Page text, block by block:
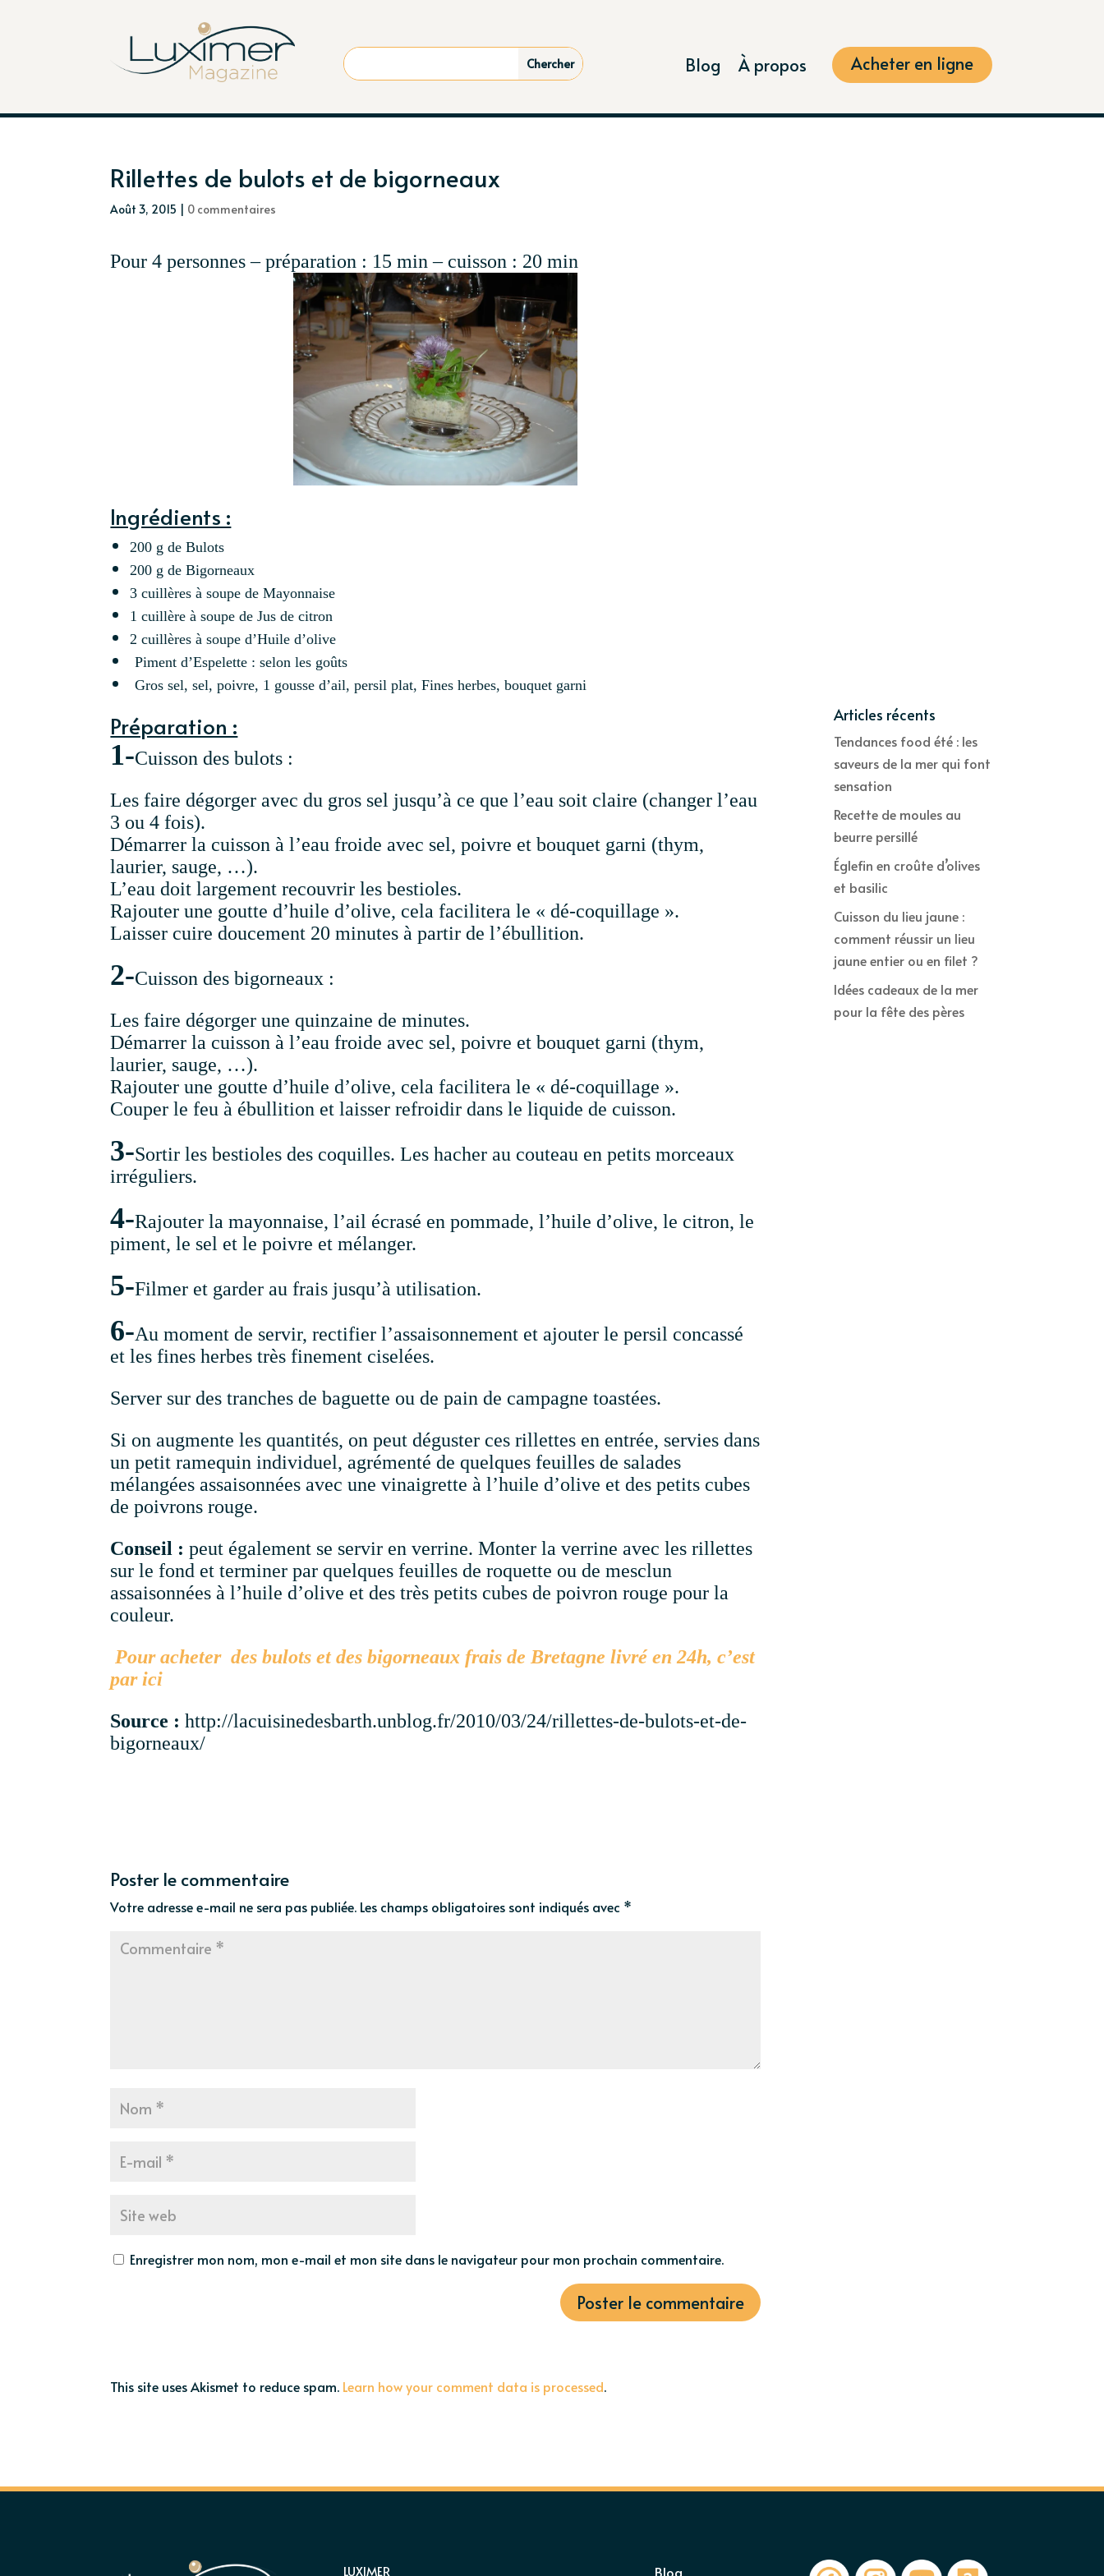
Blog À propos Acheter en ligne
Rillettes de bulots et de bigorneaux
Août 3, 2015 | 0 commentaires
Pour 4 personnes – préparation : 15 min – cuisson : 20 min
Ingrédients :
200 g de Bulots
200 g de Bigorneaux
3 cuillères à soupe de Mayonnaise
1 cuillère à soupe de Jus de citron
2 cuillères à soupe d’Huile d’olive
Piment d’Espelette : selon les goûts
Gros sel, sel, poivre, 1 gousse d’ail, persil plat, Fines herbes, bouquet garni
Préparation :
1-Cuisson des bulots :
Les faire dégorger avec du gros sel jusqu’à ce que l’eau soit claire (changer l’eau
3 ou 4 fois).
Démarrer la cuisson à l’eau froide avec sel, poivre et bouquet garni (thym,
laurier, sauge, …).
L’eau doit largement recouvrir les bestioles.
Rajouter une goutte d’huile d’olive, cela facilitera le « dé-coquillage ».
Laisser cuire doucement 20 minutes à partir de l’ébullition.
2-Cuisson des bigorneaux :
Les faire dégorger une quinzaine de minutes.
Démarrer la cuisson à l’eau froide avec sel, poivre et bouquet garni (thym,
laurier, sauge, …).
Rajouter une goutte d’huile d’olive, cela facilitera le « dé-coquillage ».
Couper le feu à ébullition et laisser refroidir dans le liquide de cuisson.
3-Sortir les bestioles des coquilles. Les hacher au couteau en petits morceaux
irréguliers.
4-Rajouter la mayonnaise, l’ail écrasé en pommade, l’huile d’olive, le citron, le
piment, le sel et le poivre et mélanger.
5-Filmer et garder au frais jusqu’à utilisation.
6-Au moment de servir, rectifier l’assaisonnement et ajouter le persil concassé
et les fines herbes très finement ciselées.
Server sur des tranches de baguette ou de pain de campagne toastées.
Si on augmente les quantités, on peut déguster ces rillettes en entrée, servies dans
un petit ramequin individuel, agrémenté de quelques feuilles de salades
mélangées assaisonnées avec une vinaigrette à l’huile d’olive et des petits cubes
de poivrons rouge.
Conseil : peut également se servir en verrine. Monter la verrine avec les rillettes
sur le fond et terminer par quelques feuilles de roquette ou de mesclun
assaisonnées à l’huile d’olive et des très petits cubes de poivron rouge pour la
couleur.
Pour acheter des bulots et des bigorneaux frais de Bretagne livré en 24h, c’est
par ici
Source : http://lacuisinedesbarth.unblog.fr/2010/03/24/rillettes-de-bulots-et-de-
bigorneaux/
Poster le commentaire
Votre adresse e-mail ne sera pas publiée. Les champs obligatoires sont indiqués avec *
Enregistrer mon nom, mon e-mail et mon site dans le navigateur pour mon prochain commentaire.
This site uses Akismet to reduce spam. Learn how your comment data is processed.
Articles récents
Tendances food été : les
saveurs de la mer qui font
sensation
Recette de moules au
beurre persillé
Églefin en croûte d’olives
et basilic
Cuisson du lieu jaune :
comment réussir un lieu
jaune entier ou en filet ?
Idées cadeaux de la mer
pour la fête des pères
LUXIMER Blog